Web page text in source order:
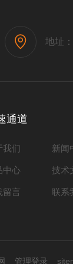
地址：
通道
我们 新闻
中心 技术
留言 联系
管理登录